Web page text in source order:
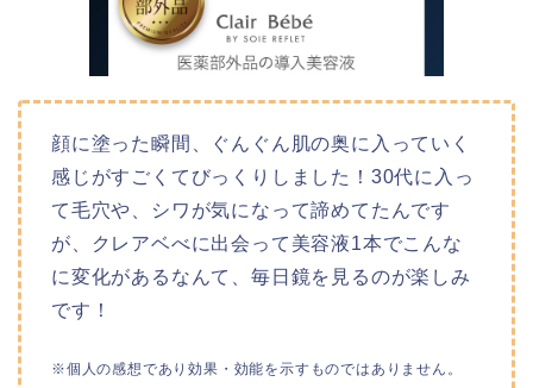
顔に塗った瞬間、ぐんぐん肌の奥に入っていく
感じがすごくてびっくりしました！30代に入っ
て毛穴や、シワが気になって諦めてたんです
が、クレアベべに出会って美容液1本でこんな
に変化があるなんて、毎日鏡を見るのが楽しみ
です！
※個人の感想であり効果・効能を示すものではありません。